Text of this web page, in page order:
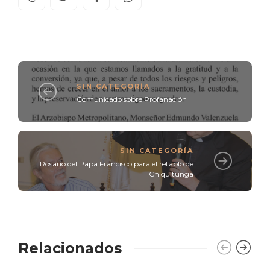
SIN CATEGORÍA
Comunicado sobre Profanación
SIN CATEGORÍA
Rosario del Papa Francisco para el retablo de
Chiquitunga
Relacionados